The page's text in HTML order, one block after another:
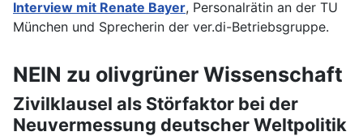
Interview mit Renate Bayer, Personalrätin an der TU
München und Sprecherin der ver.di-Betriebsgruppe.
NEIN zu olivgrüner Wissenschaft
Zivilklausel als Störfaktor bei der
Neuvermessung deutscher Weltpolitik